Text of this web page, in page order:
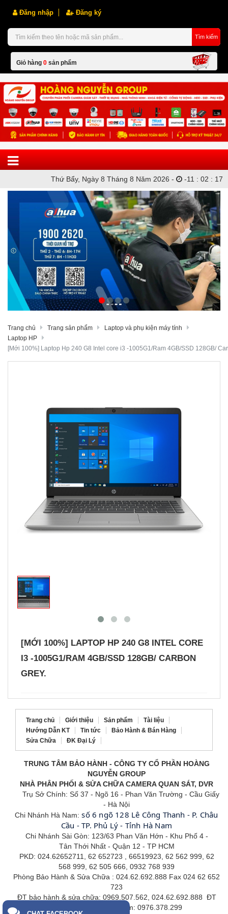
Đăng nhập Đăng ký
Tìm kiếm
Giỏ hàng 0 sản phẩm
Thứ Bẩy, Ngày 8 Tháng 8 Năm 2026 - -11 : 02 : 18
Trang chủ
Laptop HP
Trang chủ Giới thiệu Sản phẩm
Tài liệu
Hướng Dẫn KT
Tin tức
Sửa Chữa
ĐK Đại Lý
TRUNG TÂM BẢO HÀNH - CÔNG TY CỔ PHẦN HOÀNG
NGUYỄN GROUP
NHÀ PHÂN PHỐI & SỬA CHỮA CAMERA QUAN SÁT, DVR
Trụ Sở Chính: Số 37 - Ngõ 16 - Phan Văn Trường - Cầu Giấy
- Hà Nội
Chi Nhánh Hà Nam:số 6 ngõ 128 Lê Công Thanh - P. Châu
Cầu - TP. Phủ Lý - Tỉnh Hà Nam
Chi Nhánh Sài Gòn: 123/63 Phan Văn Hớn - Khu Phố 4 -
TânThới Nhất - Quận 12 - TP HCM
PKD: 024.62652711, 62 652723 , 66519923, 62 562 999, 62
568 999, 62 505 666, 0932 768 939
Phòng Bảo Hành & Sửa Chữa : 024.62.692.888 Fax 024 62 652
723
ĐT bảo hành & sửa chữa: 0969.507.562, 024.62.692.888 ĐT